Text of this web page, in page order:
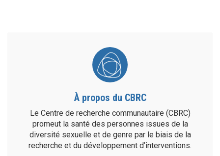
À propos du CBRC
Le Centre de recherche communautaire (CBRC)
promeut la santé des personnes issues de la
diversité sexuelle et de genre par le biais de la
recherche et du développement d’interventions.